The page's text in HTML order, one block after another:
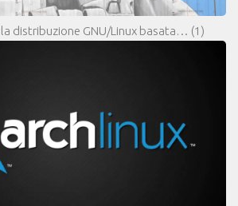
la distribuzione GNU/Linux basata… (1)